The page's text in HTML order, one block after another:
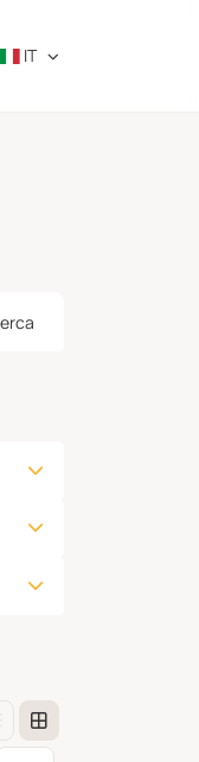
IT